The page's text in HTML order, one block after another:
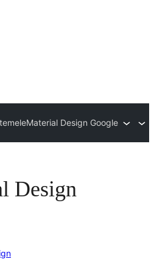
Material Design Google
Design